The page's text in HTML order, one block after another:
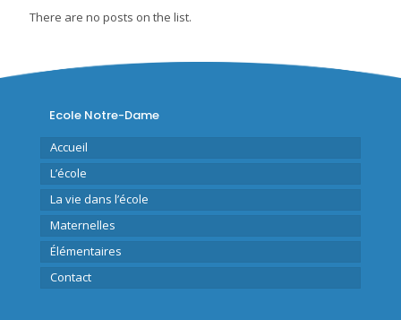
There are no posts on the list.
Ecole Notre-Dame
Accueil
L’école
La vie dans l’école
Maternelles
Élémentaires
Contact